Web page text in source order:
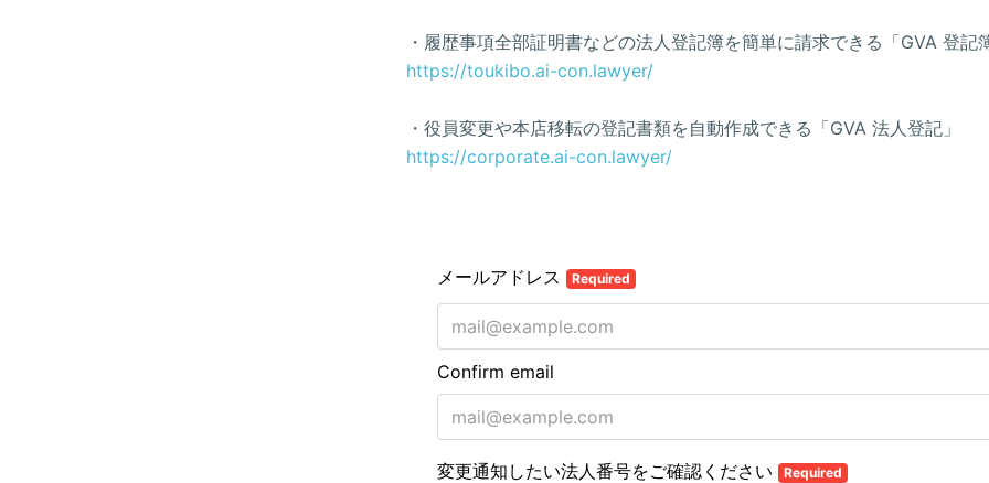
・履歴事項全部証明書などの法人登記簿を簡単に請求できる「GVA 登記
https://toukibo.ai-con.lawyer/
・役員変更や本店移転の登記書類を自動作成できる「GVA 法人登記」
https://corporate.ai-con.lawyer/
メールアドレス Required
Confirm email
変更通知したい法人番号をご確認ください Required